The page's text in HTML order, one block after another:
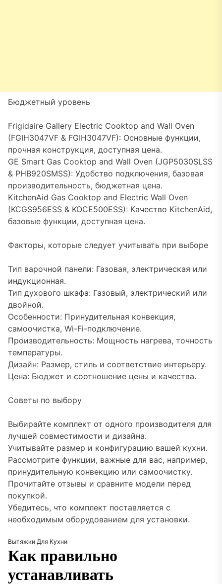
Бюджетный уровень
Frigidaire Gallery Electric Cooktop and Wall Oven
(FGIH3047VF & FGIH3047VF): Основные функции,
прочная конструкция, доступная цена.
GE Smart Gas Cooktop and Wall Oven (JGP5030SLSS
& PHB920SMSS): Удобство подключения, базовая
производительность, бюджетная цена.
KitchenAid Gas Cooktop and Electric Wall Oven
(KCGS956ESS & KOCE500ESS): Качество KitchenAid,
базовые функции, доступная цена.
Факторы, которые следует учитывать при выборе
Тип варочной панели: Газовая, электрическая или
индукционная.
Тип духового шкафа: Газовый, электрический или
двойной.
Особенности: Принудительная конвекция,
самоочистка, Wi-Fi-подключение.
Производительность: Мощность нагрева, точность
температуры.
Дизайн: Размер, стиль и соответствие интерьеру.
Цена: Бюджет и соотношение цены и качества.
Советы по выбору
Выбирайте комплект от одного производителя для
лучшей совместимости и дизайна.
Учитывайте размер и конфигурацию вашей кухни.
Рассмотрите функции, важные для вас, например,
принудительную конвекцию или самоочистку.
Прочитайте отзывы и сравните модели перед
покупкой.
Убедитесь, что комплект поставляется с
необходимым оборудованием для установки.
Вытяжки Для Кухни
Как правильно
устанавливать